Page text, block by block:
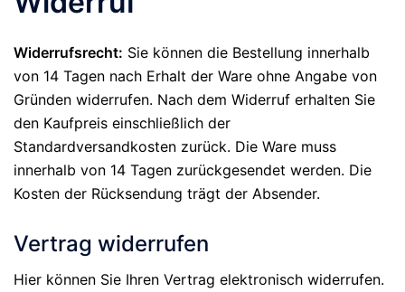
Widerrufsrecht: Sie können die Bestellung innerhalb
von 14 Tagen nach Erhalt der Ware ohne Angabe von
Gründen widerrufen. Nach dem Widerruf erhalten Sie
den Kaufpreis einschließlich der
Standardversandkosten zurück. Die Ware muss
innerhalb von 14 Tagen zurückgesendet werden. Die
Kosten der Rücksendung trägt der Absender.
Vertrag widerrufen
Hier können Sie Ihren Vertrag elektronisch widerrufen.